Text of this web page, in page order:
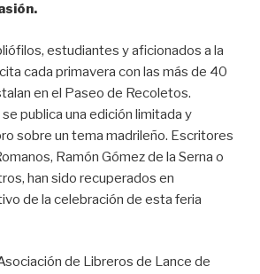
estudiantes y aficionados a la
cada primavera con las más de 40
en el Paseo de Recoletos.
publica una edición limitada y
sobre un tema madrileño. Escritores
Ramón Gómez de la Serna o
han sido recuperados en
de la celebración de esta feria
de Libreros de Lance de